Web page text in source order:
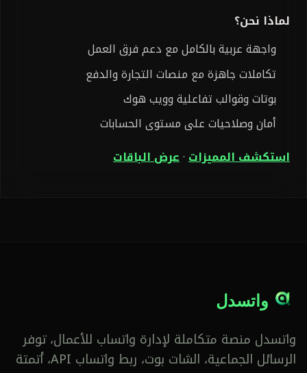
لماذا نحن؟
واجهة عربية بالكامل مع دعم فرق العمل
تكاملات جاهزة مع منصات التجارة والدفع
بوتات وقوالب تفاعلية وويب هوك
أمان وصلاحيات على مستوى الحسابات
استكشف المميزات·عرض الباقات
واتسدل
واتسدل منصة متكاملة لإدارة واتساب للأعمال، توفر
الرسائل الجماعية، الشات بوت، ربط واتساب API، أتمتة